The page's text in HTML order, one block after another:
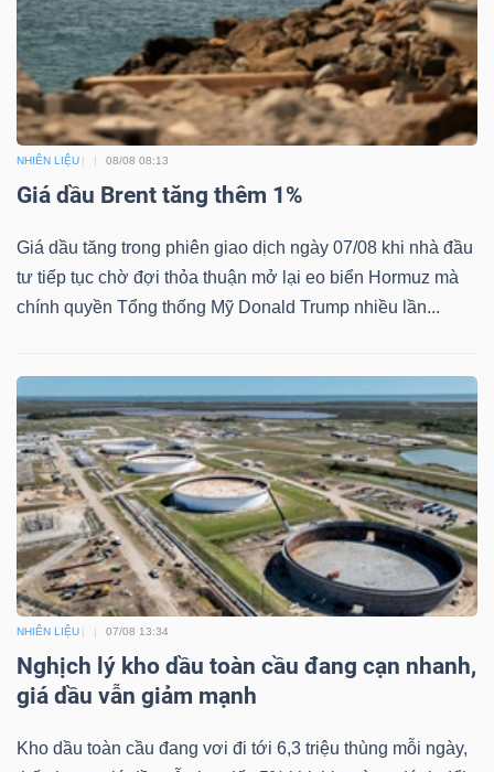
NHIÊN LIỆU 08/08 08:13
Giá dầu Brent tăng thêm 1%
Giá dầu tăng trong phiên giao dịch ngày 07/08 khi nhà đầu
tư tiếp tục chờ đợi thỏa thuận mở lại eo biển Hormuz mà
chính quyền Tổng thống Mỹ Donald Trump nhiều lần...
NHIÊN LIỆU 07/08 13:34
Nghịch lý kho dầu toàn cầu đang cạn nhanh,
giá dầu vẫn giảm mạnh
Kho dầu toàn cầu đang vơi đi tới 6,3 triệu thùng mỗi ngày,
Lãnh
đạo
(-)
Tất cả Người nội bộ Người liên quan Cổ đông lớn
Tin
(-)
của
tác
giả
(-)
Báo
cáo
phân
tích
(-)
Thuật